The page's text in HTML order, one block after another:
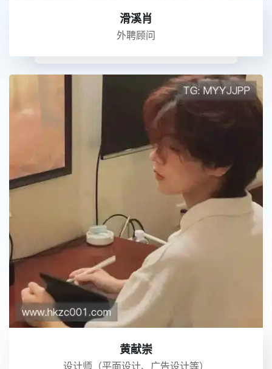
滑溪肖
外聘顾问
黄献崇
设计师（平面设计、广告设计等）